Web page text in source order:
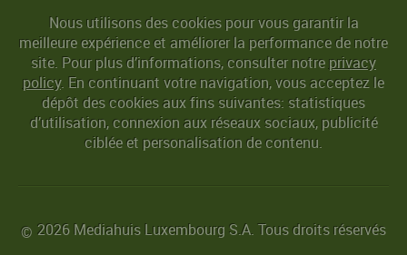
Nous utilisons des cookies pour vous garantir la
meilleure expérience et améliorer la performance de notre
site. Pour plus d’informations, consulter notreprivacy
policy. En continuant votre navigation, vous acceptez le
dépôt des cookies aux fins suivantes: statistiques
d’utilisation, connexion aux réseaux sociaux, publicité
ciblée et personalisation de contenu.
© 2026 Mediahuis Luxembourg S.A. Tous droits réservés